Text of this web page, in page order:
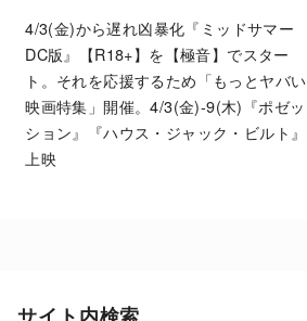
4/3(金)から遅れ凶暴化『ミッドサマー
DC版』【R18+】を【極音】でスター
ト。それを応援するため「もっとヤバい
映画特集」開催。4/3(金)-9(木)『ポゼッ
ション』『ハウス・ジャック・ビルト』
上映
サイト内検索